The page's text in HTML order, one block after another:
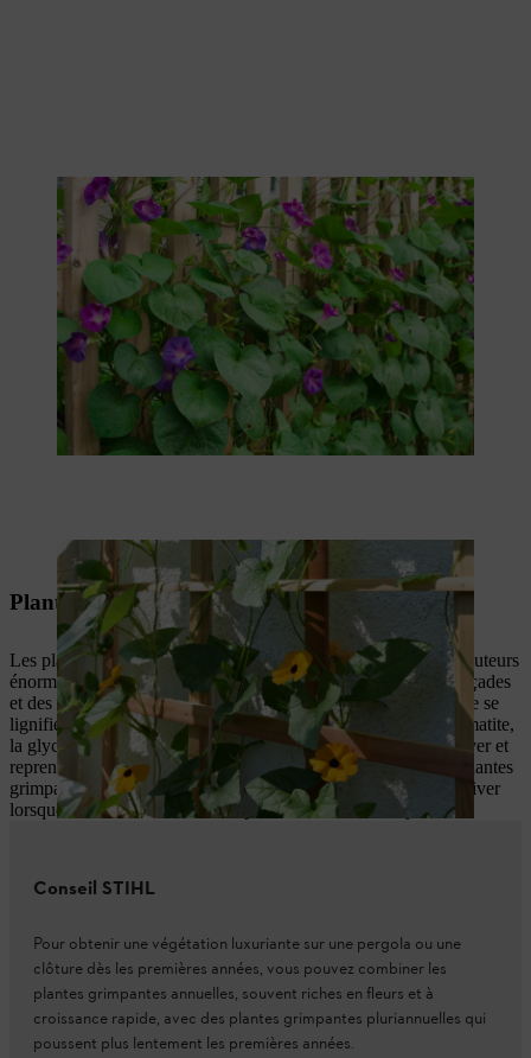
Le liseron donne de nombreuses fleurs somptueuses.
La Suzanne aux yeux noirs est une plante grimpante annuelle.
Plantes grimpantes pluriannuelles
Les plantes grimpantes pluriannuelles peuvent atteindre des hauteurs
énormes et conviennent à la végétalisation à long terme des façades
et des pergolas. Certaines plantes grimpantes comme la glycine se
lignifient au fil des ans et ont besoin de tuteurs stables. La clématite,
la glycine, le chèvrefeuille et la vigne vierge se reposent en hiver et
reprennent leur croissance au printemps. Veillez à ce que les plantes
grimpantes pluriannuelles soient suffisamment résistantes à l’hiver
lorsque vous choisissez leur emplacement dans votre jardin.
Conseil STIHL
Pour obtenir une végétation luxuriante sur une pergola ou une
clôture dès les premières années, vous pouvez combiner les
plantes grimpantes annuelles, souvent riches en fleurs et à
croissance rapide, avec des plantes grimpantes pluriannuelles qui
poussent plus lentement les premières années.